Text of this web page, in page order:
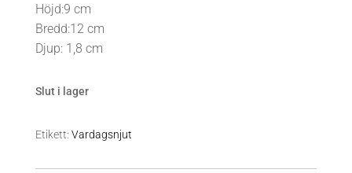
Höjd:9 cm
Bredd:12 cm
Djup: 1,8 cm
Slut i lager
Etikett: Vardagsnjut